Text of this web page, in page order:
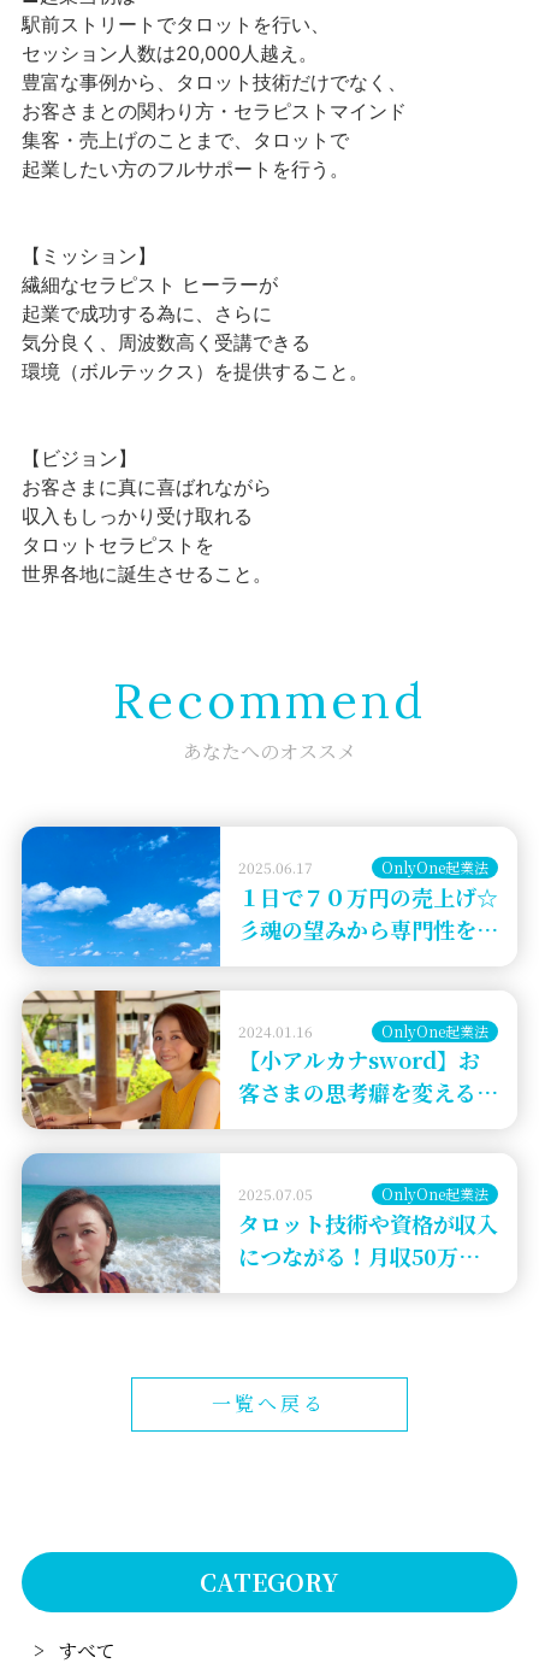
駅前ストリートでタロットを行い、
セッション人数は20,000人越え。
豊富な事例から、タロット技術だけでなく、
お客さまとの関わり方・セラピストマインド
集客・売上げのことまで、タロットで
起業したい方のフルサポートを行う。
【ミッション】
繊細なセラピスト ヒーラーが
起業で成功する為に、さらに
気分良く、周波数高く受講できる
環境（ボルテックス）を提供すること。
【ビジョン】
お客さまに真に喜ばれながら
収入もしっかり受け取れる
タロットセラピストを
世界各地に誕生させること。
Recommend
あなたへのオススメ
2025.06.17 OnlyOne起業法
１日で７０万円の売上げ☆
彡魂の望みから専門性を絞
ったメニューとは
2024.01.16 OnlyOne起業法
【小アルカナsword】お
客さまの思考癖を変える効
果的な方法
2025.07.05 OnlyOne起業法
タロット技術や資格が収入
につながる！月収50万円
を実現するOnlyOne継続
一覧へ戻る
CATEGORY
すべて